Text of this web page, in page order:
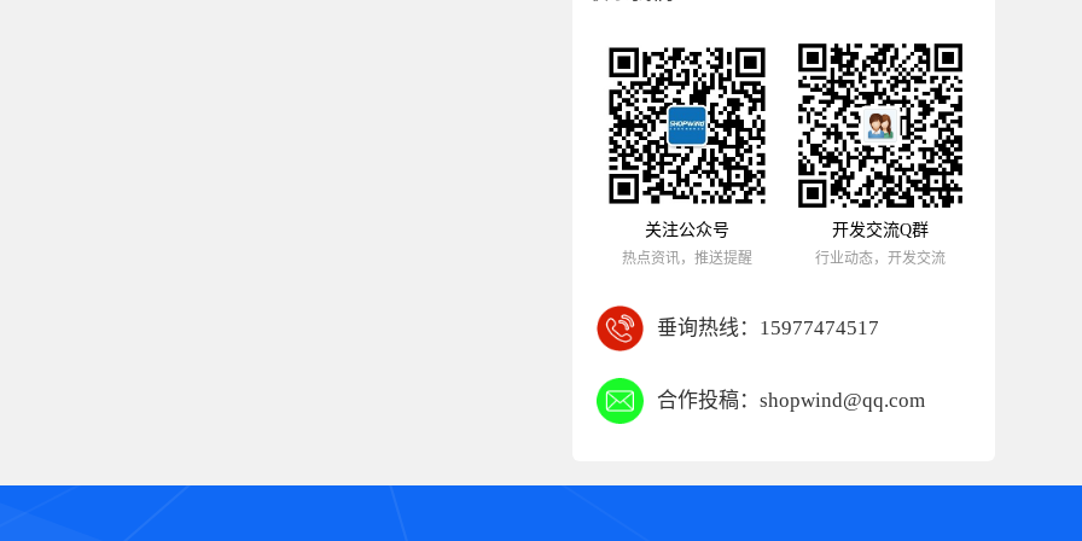
关注公众号
热点资讯，推送提醒
开发交流Q群
行业动态，开发交流
垂询热线： 15977474517
合作投稿： shopwind@qq.com